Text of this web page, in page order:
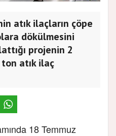
atık ilaçların çöpe
dökülmesini
projenin 2
ton atık ilaç
18 Temmuz